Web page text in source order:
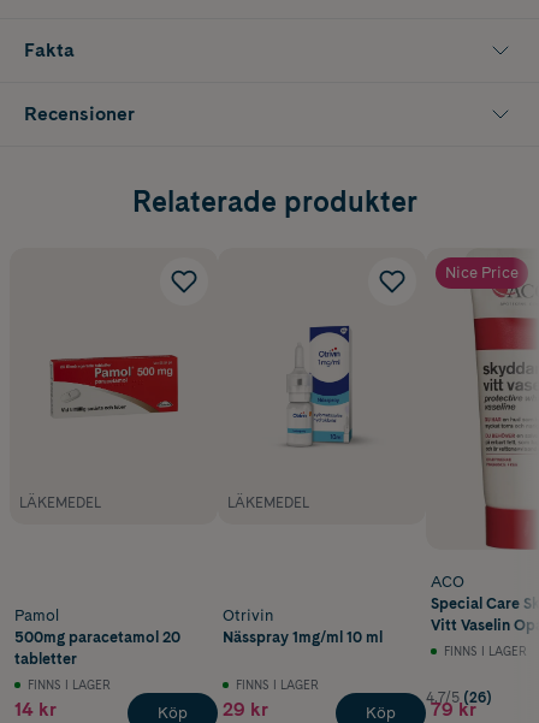
Fakta
Recensioner
Relaterade produkter
LÄKEMEDEL
Pamol
500mg paracetamol 20
tabletter
FINNS I LAGER
14 kr Köp
LÄKEMEDEL
Otrivin
Nässpray 1mg/ml 10 ml
FINNS I LAGER
29 kr Köp
Nice Price
ACO
Special Care
Vitt Vaselin
100 ml
FINNS I LAGER
4.7/5 (26)
79 kr